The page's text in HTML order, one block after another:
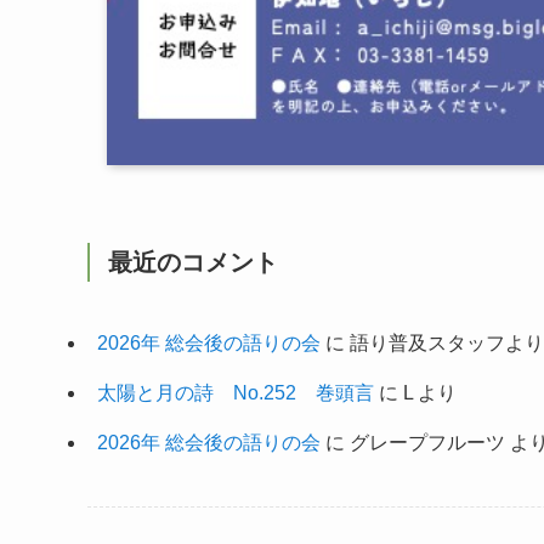
最近のコメント
2026年 総会後の語りの会 に 語り普及スタッフより
太陽と月の詩 No.252 巻頭言 に L より
2026年 総会後の語りの会 に グレープフルーツ よ